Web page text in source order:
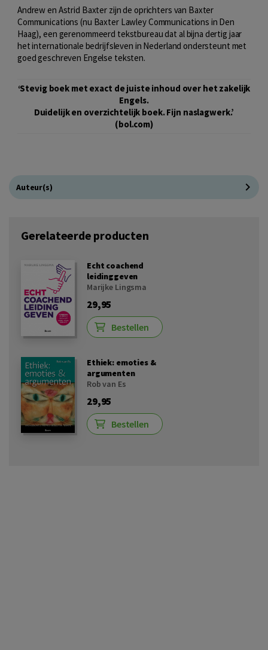
Andrew en Astrid Baxter zijn de oprichters van Baxter
Communications (nu Baxter Lawley Communications in Den
Haag), een gerenommeerd tekstbureau dat al bijna dertig jaar
het internationale bedrijfsleven in Nederland ondersteunt met
goed geschreven Engelse teksten.
‘Stevig boek met exact de juiste inhoud over het zakelijk
Engels.
Duidelijk en overzichtelijk boek. Fijn naslagwerk.’
(bol.com)
Auteur(s)
Gerelateerde producten
Echt coachend
leidinggeven
Marijke Lingsma
29,95
Bestellen
Ethiek: emoties &
argumenten
Rob van Es
29,95
Bestellen